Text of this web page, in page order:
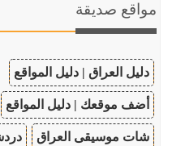
مواقع صديقة
دليل العراق | دليل المواقع
أضف موقعك | دليل المواقع
شات موسيقى العراق